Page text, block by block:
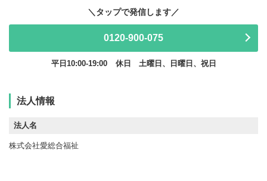
0120-900-075
平日10:00-19:00 休日 土曜日、日曜日、祝日
法人情報
法人名
株式会社愛総合福祉